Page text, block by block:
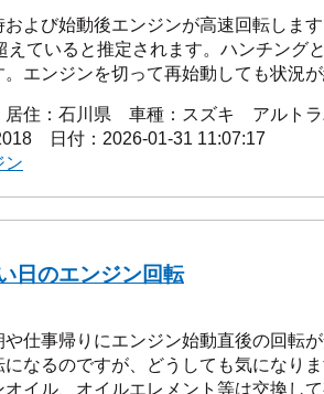
よび始動後エンジンが高速回転しま
えていると推定されます。ハンチング
エンジンを切って再始動しても状況
居住：石川県 車種：スズキ アルト
日付：2026-01-31 11:07:17
ン
日のエンジン回転
仕事帰りにエンジン始動直後の回転
なるのですが、どうしても気になり
イル、オイルエレメント等は交換し